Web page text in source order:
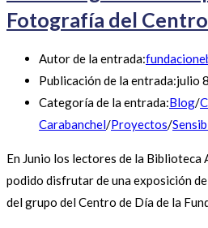
Fotografía del
Autor de la entrada:
Publicación de la entrada:julio
Categoría de la entrada:Blog/
Carabanchel/Proyectos/
En Junio los lectores de la
podido disfrutar de una exposición
del grupo del Centro de Día de la